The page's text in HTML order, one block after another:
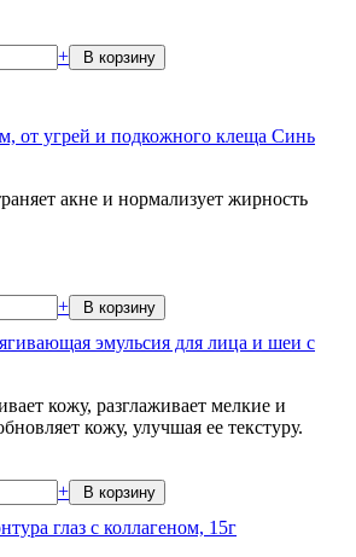
+
от угрей и подкожного клеща Синь
акне и нормализует жирность
+
эмульсия для лица и шеи с
кожу, разглаживает мелкие и
кожу, улучшая ее текстуру.
+
глаз с коллагеном, 15г